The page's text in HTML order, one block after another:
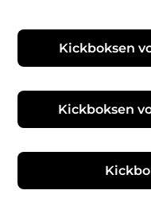
Kickboksen
Kickboksen